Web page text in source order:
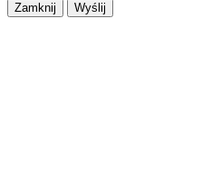
Zamknij Wyślij